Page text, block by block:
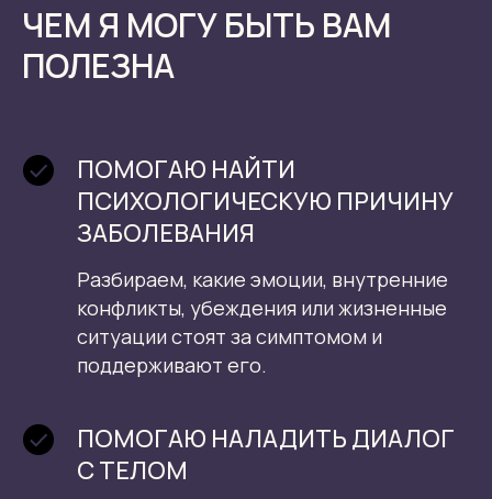
ЧЕМ Я МОГУ БЫТЬ ВАМ
ПОЛЕЗНА
ПОМОГАЮ НАЙТИ
ПСИХОЛОГИЧЕСКУЮ ПРИЧИНУ
ЗАБОЛЕВАНИЯ
Разбираем, какие эмоции, внутренние
конфликты, убеждения или жизненные
ситуации стоят за симптомом и
поддерживают его.
ПОМОГАЮ НАЛАДИТЬ ДИАЛОГ
С ТЕЛОМ